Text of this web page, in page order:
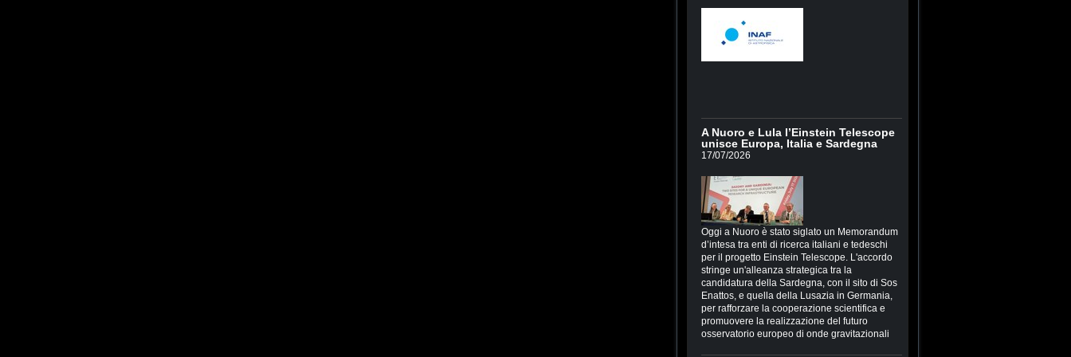
A Nuoro e Lula l’Einstein Telescope
unisce Europa, Italia e Sardegna
17/07/2026
Oggi a Nuoro è stato siglato un Memorandum
d’intesa tra enti di ricerca italiani e tedeschi
per il progetto Einstein Telescope. L'accordo
stringe un'alleanza strategica tra la
candidatura della Sardegna, con il sito di Sos
Enattos, e quella della Lusazia in Germania,
per rafforzare la cooperazione scientifica e
promuovere la realizzazione del futuro
osservatorio europeo di onde gravitazionali